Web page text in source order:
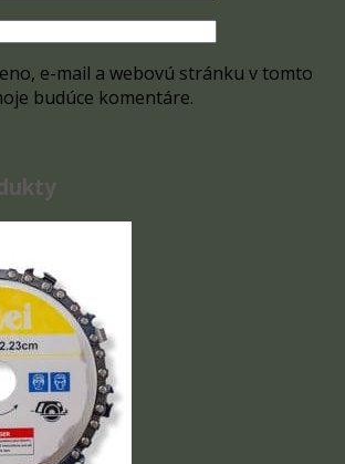
e-mail a webovú stránku v tomto
budúce komentáre.